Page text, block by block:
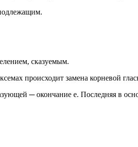
сказуемым.
происходит замена корневой
─ окончание е. Последняя в